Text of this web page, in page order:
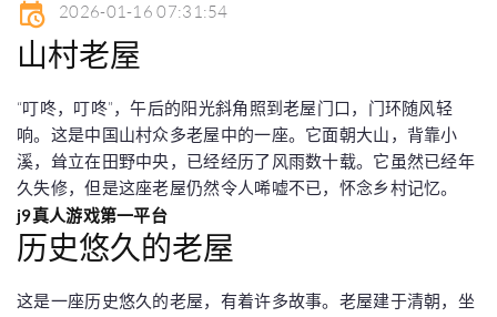
2026-01-16 07:31:54
山村老屋
“叮咚，叮咚”，午后的阳光斜角照到老屋门口，门环随风轻
响。这是中国山村众多老屋中的一座。它面朝大山，背靠小
溪，耸立在田野中央，已经经历了风雨数十载。它虽然已经年
久失修，但是这座老屋仍然令人唏嘘不已，怀念乡村记忆。
j9真人游戏第一平台
历史悠久的老屋
这是一座历史悠久的老屋，有着许多故事。老屋建于清朝，坐